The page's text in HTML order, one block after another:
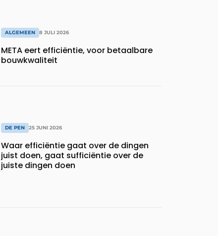
ALGEMEEN 8 JULI 2026
META eert efficiëntie, voor betaalbare
bouwkwaliteit
DE PEN 25 JUNI 2026
Waar efficiëntie gaat over de dingen
juist doen, gaat sufficiëntie over de
juiste dingen doen